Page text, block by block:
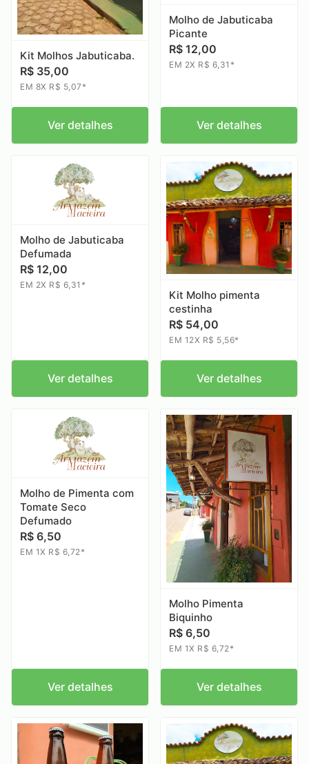
Kit Molhos Jabuticaba.
R$ 35,00
EM 8X R$ 5,07*
Ver detalhes
Molho de Jabuticaba
Picante
R$ 12,00
EM 2X R$ 6,31*
Ver detalhes
Molho de Jabuticaba
Defumada
R$ 12,00
EM 2X R$ 6,31*
Ver detalhes
Kit Molho pimenta
cestinha
R$ 54,00
EM 12X R$ 5,56*
Ver detalhes
Molho de Pimenta com
Tomate Seco
Defumado
R$ 6,50
EM 1X R$ 6,72*
Ver detalhes
Molho Pimenta
Biquinho
R$ 6,50
EM 1X R$ 6,72*
Ver detalhes